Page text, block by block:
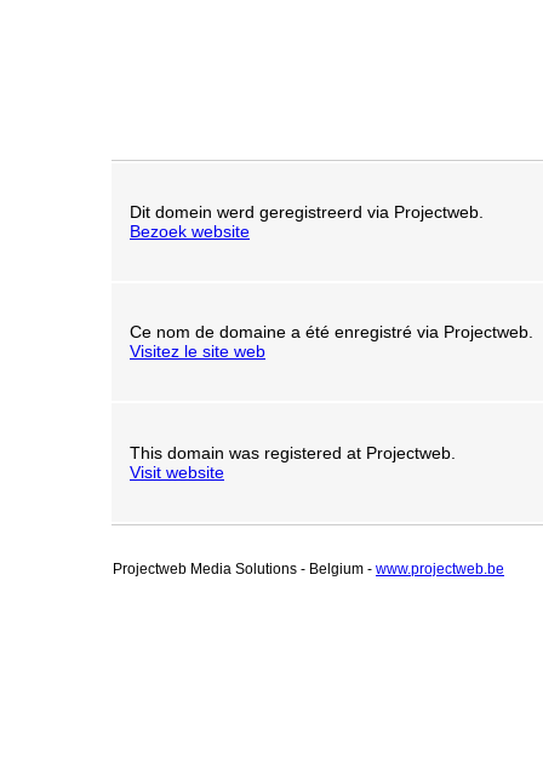
Dit domein werd geregistreerd via Projectweb.
Bezoek website
Ce nom de domaine a été enregistré via Projectweb.
Visitez le site web
This domain was registered at Projectweb.
Visit website
Projectweb Media Solutions - Belgium - www.projectweb.be